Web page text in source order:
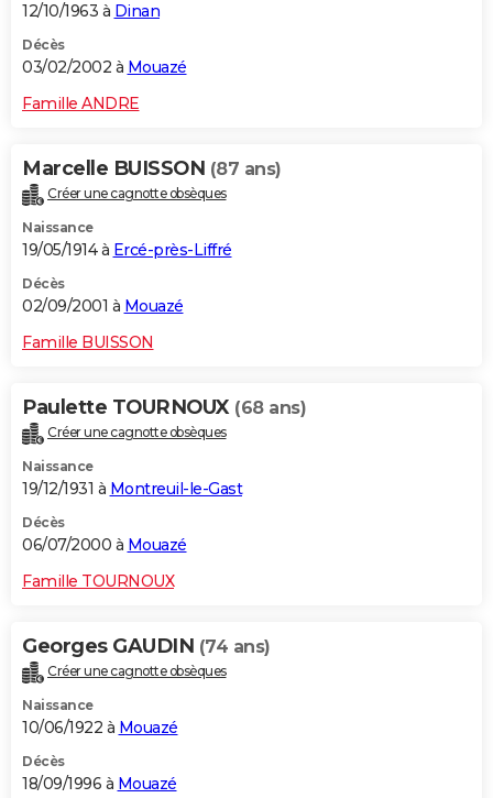
12/10/1963 à Dinan
Décès
03/02/2002 à Mouazé
Famille ANDRE
Marcelle BUISSON (87 ans)
Créer une cagnotte obsèques
Naissance
19/05/1914 à Ercé-près-Liffré
Décès
02/09/2001 à Mouazé
Famille BUISSON
Paulette TOURNOUX (68 ans)
Créer une cagnotte obsèques
Naissance
19/12/1931 à Montreuil-le-Gast
Décès
06/07/2000 à Mouazé
Famille TOURNOUX
Georges GAUDIN (74 ans)
Créer une cagnotte obsèques
Naissance
10/06/1922 à Mouazé
Décès
18/09/1996 à Mouazé